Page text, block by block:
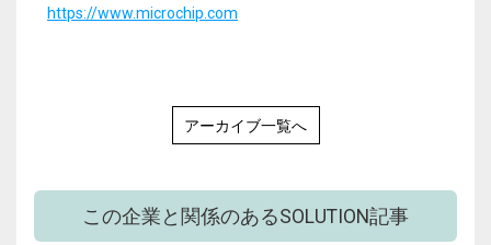
https://www.microchip.com
アーカイブ一覧へ
この企業と関係のあるSOLUTION記事